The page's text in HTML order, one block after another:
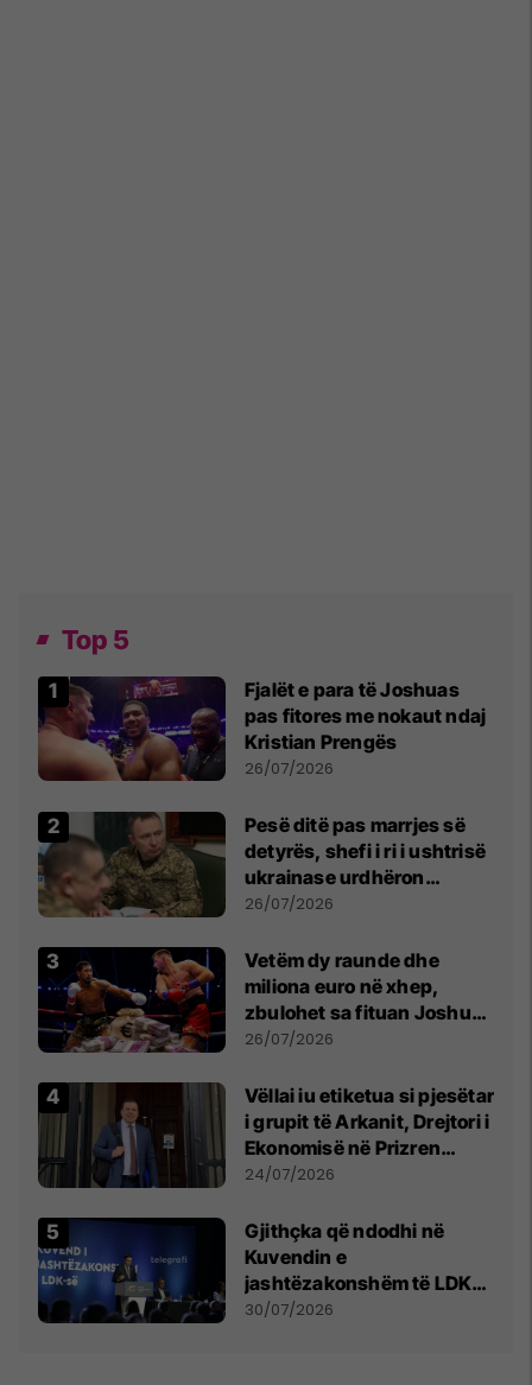
Top 5
Fjalët e para të Joshuas
pas fitores me nokaut ndaj
Kristian Prengës
26/07/2026
Pesë ditë pas marrjes së
detyrës, shefi i ri i ushtrisë
ukrainase urdhëron
kontroll të madh
26/07/2026
Vetëm dy raunde dhe
miliona euro në xhep,
zbulohet sa fituan Joshua
e Prenga
26/07/2026
Vëllai iu etiketua si pjesëtar
i grupit të Arkanit, Drejtori i
Ekonomisë në Prizren
mohon pretendimet
24/07/2026
Gjithçka që ndodhi në
Kuvendin e
jashtëzakonshëm të LDK-
së
30/07/2026